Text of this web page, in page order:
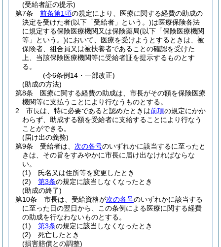
(受給者証の提示)
第7条
前条第1項の規定により、医療に関する経費の助成の
決定を受けた者(以下「受給者」という。)は医療保険各法
に規定する保険医療機関又は保険薬局(以下「保険医療機関
等」という。)において、医療を受けようとするときは、被
保険者、組合員又は被扶養者であることの確認を受けた
上、当該保険医療機関等に受給者証を提示するものとす
る。
(令6条例14・一部改正)
(助成の方法)
第8条
医療に関する経費の助成は、市長がその額を保険医療
機関等に支払うことにより行なうものとする。
2
市長は、特に必要であると認めたときは前項の規定にかか
わらず、助成する額を受給者に支給することにより行なう
ことができる。
(届け出の義務)
第9条
受給者は、 次の各号のいずれかに該当するに至ったと
きは、その旨をすみやかに市長に届け出なければならな
い。
(1)
氏名又は住所等を変更したとき
(2)
第3条の規定に該当しなくなったとき
(助成の終了)
第10条
市長は、受給資格が次の各号のいずれかに該当する
に至った日の翌日から、この条例による医療に関する経費
の助成を行なわないものとする。
(1)
第3条の規定に該当しなくなったとき
(2)
死亡したとき
(損害賠償との調整)